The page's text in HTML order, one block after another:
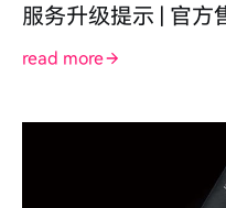
服务升级提示 | 官方
read more